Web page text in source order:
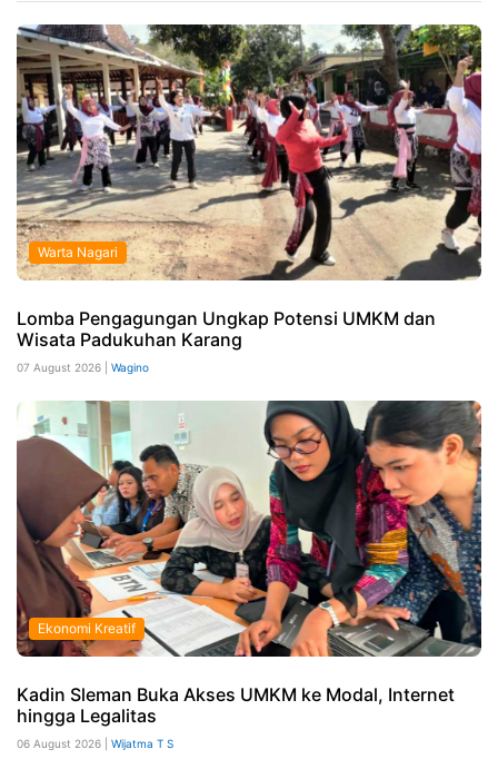
Warta Nagari
Lomba Pengagungan Ungkap Potensi UMKM dan
Wisata Padukuhan Karang
07 August 2026 | Wagino
Ekonomi Kreatif
Kadin Sleman Buka Akses UMKM ke Modal, Internet
hingga Legalitas
06 August 2026 | Wijatma T S